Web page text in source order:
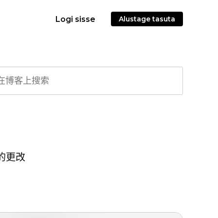
Logi sisse Alustage tasuta
更改